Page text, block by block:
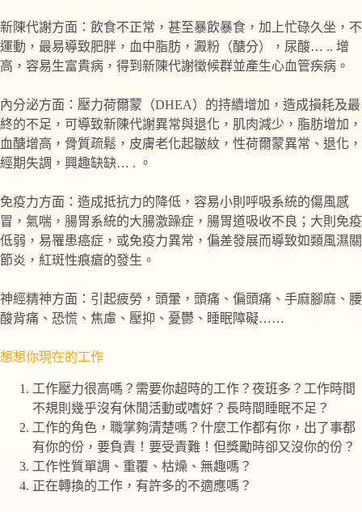
新陳代謝方面：飲食不正常，甚至暴飲暴食，加上忙碌久坐，不
運動，最易導致肥胖，血中脂肪，澱粉（醣分），尿酸… .. 增
高，容易生富貴病，得到新陳代謝徵候群並產生心血管疾病。
內分泌方面：壓力荷爾蒙（DHEA）的持續增加，造成損耗及最
終的不足，可導致新陳代謝異常與退化，肌肉減少，脂肪增加，
血醣增高，骨質疏鬆，皮膚老化起皺紋，性荷爾蒙異常、退化，
經期失調，興趣缺缺… . 。
免疫力方面：造成抵抗力的降低，容易小則呼吸系統的傷風感
冒，氣喘，腸胃系統的大腸激躁症，腸胃道吸收不良；大則免疫
低弱，易罹患癌症，或免疫力異常，偏差發展而導致如類風濕關
節炎，紅斑性痕瘡的發生。
神經精神方面：引起疲勞，頭暈，頭痛、偏頭痛、手麻腳麻、腰
酸背痛、恐慌、焦慮、壓抑、憂鬱、睡眠障礙……
想想你現在的工作
工作壓力很高嗎？需要你超時的工作？夜班多？工作時間
不規則幾乎沒有休閒活動或嗜好？長時間睡眠不足？
工作的角色，職掌夠清楚嗎？什麼工作都有你，出了事都
有你的份，要負責！要受責難！但獎勵時卻又沒你的份？
工作性質單調、重覆、枯燥、無趣嗎？
正在轉換的工作，有許多的不適應嗎？